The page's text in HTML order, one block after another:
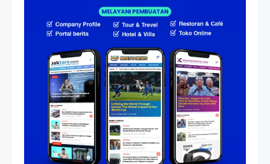
Sebelum Era iPhone dan
Smartphone
Resonansi
Seri 1: Republik Karang
Kedempel, Lahirnya Politik
Non-Blok ke Go-Blok!
Artikel
Menelusuri Akar Sejarah Ulang
Tahun PPU, Pertentangan
Bulan Peringatan vs